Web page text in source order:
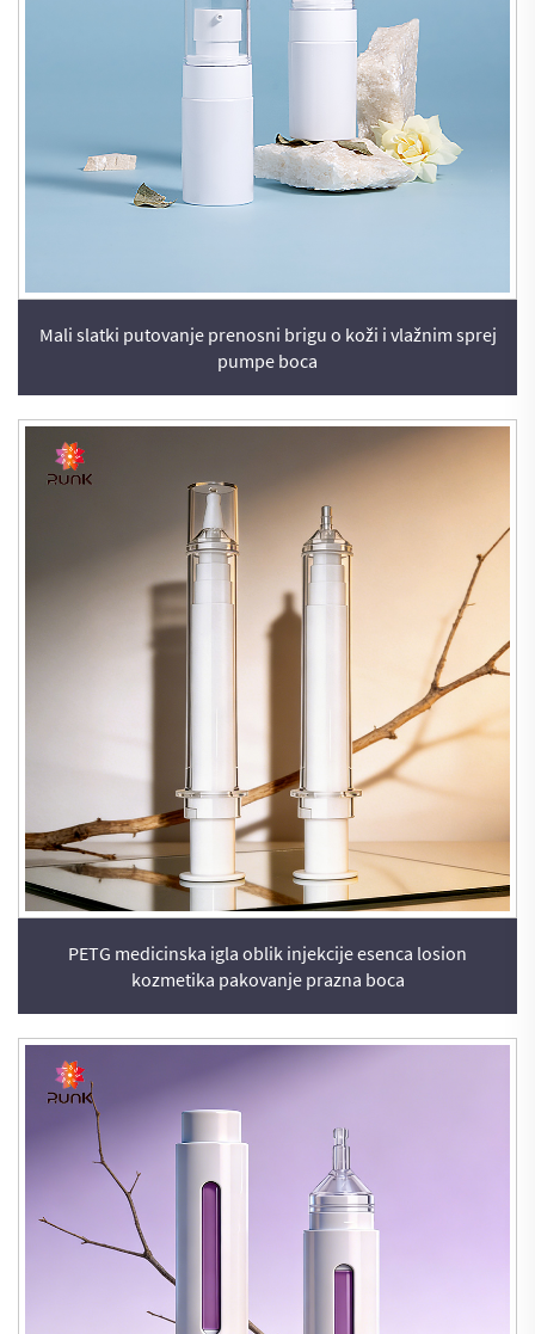
Mali slatki putovanje prenosni brigu o koži i vlažnim sprej
pumpe boca
PETG medicinska igla oblik injekcije esenca losion
kozmetika pakovanje prazna boca